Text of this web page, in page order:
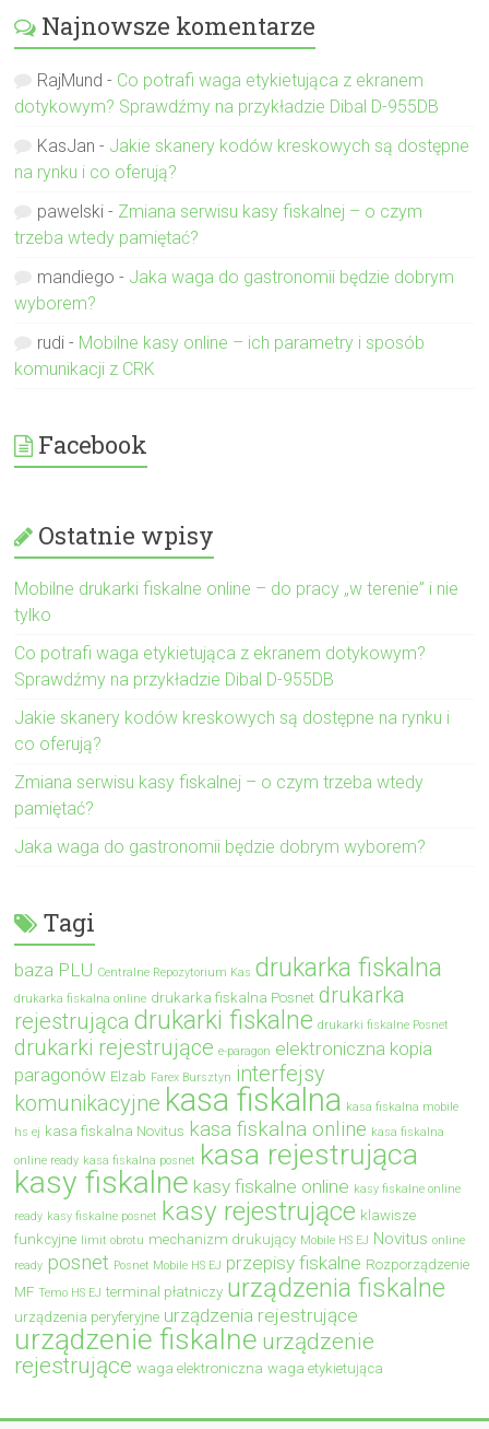
Najnowsze komentarze
RajMund - Co potrafi waga etykietująca z ekranem
dotykowym? Sprawdźmy na przykładzie Dibal D-955DB
KasJan - Jakie skanery kodów kreskowych są dostępne
na rynku i co oferują?
pawelski - Zmiana serwisu kasy fiskalnej – o czym
trzeba wtedy pamiętać?
mandiego - Jaka waga do gastronomii będzie dobrym
wyborem?
rudi - Mobilne kasy online – ich parametry i sposób
komunikacji z CRK
Facebook
Ostatnie wpisy
Mobilne drukarki fiskalne online – do pracy „w terenie” i nie
tylko
Co potrafi waga etykietująca z ekranem dotykowym?
Sprawdźmy na przykładzie Dibal D-955DB
Jakie skanery kodów kreskowych są dostępne na rynku i
co oferują?
Zmiana serwisu kasy fiskalnej – o czym trzeba wtedy
pamiętać?
Jaka waga do gastronomii będzie dobrym wyborem?
Tagi
baza PLU Centralne Repozytorium Kas drukarka fiskalna
drukarka fiskalna online drukarka fiskalna Posnet drukarka
rejestrująca drukarki fiskalne drukarki fiskalne Posnet
drukarki rejestrujące e-paragon elektroniczna kopia
paragonów Elzab Farex Bursztyn interfejsy
komunikacyjne kasa fiskalna kasa fiskalna mobile
hs ej kasa fiskalna Novitus kasa fiskalna online kasa fiskalna
online ready kasa fiskalna posnet kasa rejestrująca
kasy fiskalne kasy fiskalne online kasy fiskalne online
ready kasy fiskalne posnet kasy rejestrujące klawisze
funkcyjne
limit obrotu mechanizm drukujący Mobile HS EJ Novitus online
ready posnet Posnet Mobile HS EJ przepisy fiskalne Rozporządzenie
MF Temo HS EJ terminal płatniczy urządzenia fiskalne
urządzenia peryferyjne urządzenia rejestrujące
urządzenie fiskalne urządzenie
rejestrujące waga elektroniczna waga etykietująca